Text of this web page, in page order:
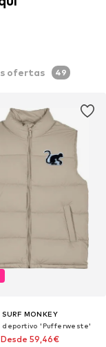
ofertas 49
SURF MONKEY
deportivo 'Pufferweste'
Desde 59,46€